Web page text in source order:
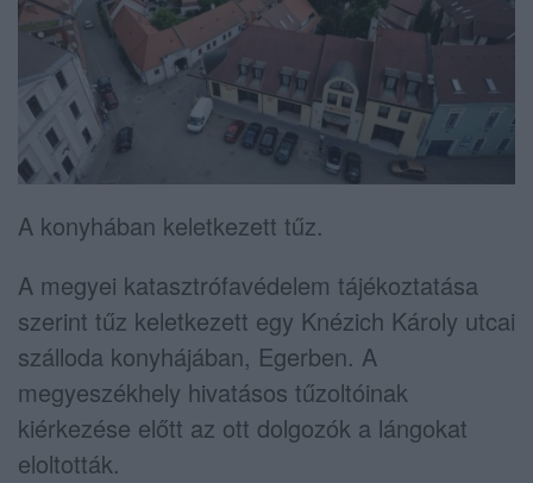
A konyhában keletkezett tűz.
A megyei katasztrófavédelem tájékoztatása
szerint tűz keletkezett egy Knézich Károly utcai
szálloda konyhájában, Egerben. A
megyeszékhely hivatásos tűzoltóinak
kiérkezése előtt az ott dolgozók a lángokat
eloltották.